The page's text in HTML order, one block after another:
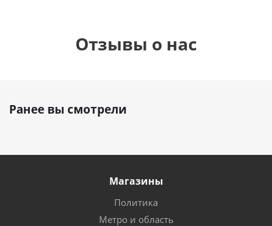
Отзывы о нас
Ранее вы смотрели
Магазины
Политика
Метро и область